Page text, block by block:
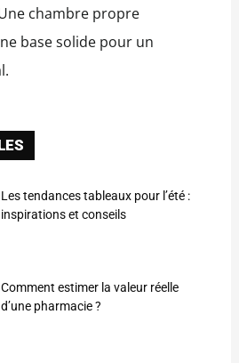
chambre propre
base solide pour un
Les tendances tableaux pour l’été :
inspirations et conseils
Comment estimer la valeur réelle
d’une pharmacie ?